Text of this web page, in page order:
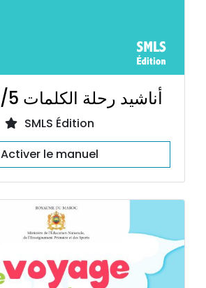
أناشيد رحلة الكلمات 4/5 سنوات
SMLS Édition
Activer le manuel